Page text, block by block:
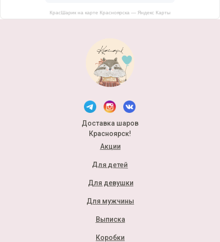
КрасШарик на карте Красноярска — Яндекс Карты
Доставка шаров
Красноярск!
Акции
Для детей
Для девушки
Для мужчины
Выписка
Коробки